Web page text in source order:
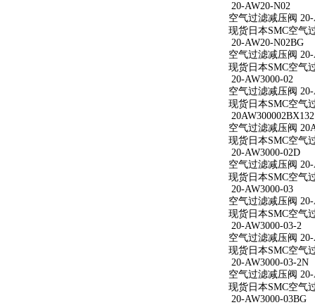
20-AW20-N02
空气过滤减压阀
现货日本SMC空气
20-AW20-N02BG
空气过滤减压阀
现货日本SMC空气
20-AW3000-02
空气过滤减压阀 20-
现货日本SMC空气
20AW300002BX132
空气过滤减压阀
现货日本SMC空气
20-AW3000-02D
空气过滤减压阀 20-
现货日本SMC空气
20-AW3000-03
空气过滤减压阀 20-
现货日本SMC空气
20-AW3000-03-2
空气过滤减压阀 20-
现货日本SMC空气
20-AW3000-03-2N
空气过滤减压阀
现货日本SMC空气
20-AW3000-03BG